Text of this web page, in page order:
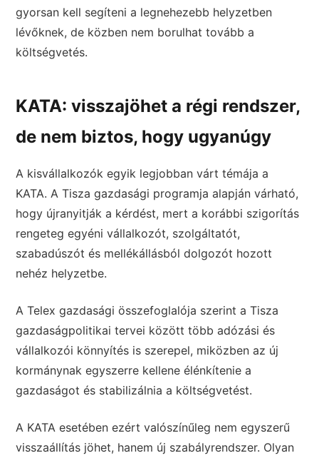
gyorsan kell segíteni a legnehezebb helyzetben
lévőknek, de közben nem borulhat tovább a
költségvetés.
KATA: visszajöhet a régi rendszer,
de nem biztos, hogy ugyanúgy
A kisvállalkozók egyik legjobban várt témája a
KATA. A Tisza gazdasági programja alapján várható,
hogy újranyitják a kérdést, mert a korábbi szigorítás
rengeteg egyéni vállalkozót, szolgáltatót,
szabadúszót és mellékállásból dolgozót hozott
nehéz helyzetbe.
A Telex gazdasági összefoglalója szerint a Tisza
gazdaságpolitikai tervei között több adózási és
vállalkozói könnyítés is szerepel, miközben az új
kormánynak egyszerre kellene élénkítenie a
gazdaságot és stabilizálnia a költségvetést.
A KATA esetében ezért valószínűleg nem egyszerű
visszaállítás jöhet, hanem új szabályrendszer. Olyan